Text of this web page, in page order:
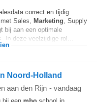
correct en tijdig
Sales, Marketing, Supply
bij aan een optimale
In deze veelzijdige rol...
Noord-Holland
aan den Rijn - vandaag